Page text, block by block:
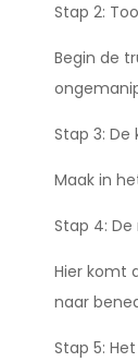
Stap 2:
Begin de
Stap 3: De
Maak in
Stap 4:
Hier komt
naar
Stap 5: